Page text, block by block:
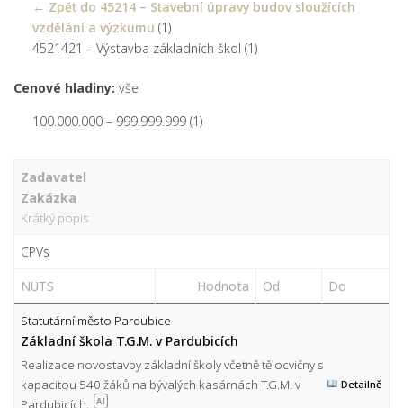
← Zpět do 45214 – Stavební úpravy budov sloužících
vzdělání a výzkumu (1)
4521421 – Výstavba základních škol (1)
Cenové hladiny: vše
100.000.000 – 999.999.999 (1)
Zadavatel
Zakázka
Krátký popis
CPVs
NUTS
Hodnota Od Do
Statutární město Pardubice
Základní škola T.G.M. v Pardubicích
Realizace novostavby základní školy včetně tělocvičny s
kapacitou 540 žáků na bývalých kasárnách T.G.M. v
Pardubicích.
AI
Detailně